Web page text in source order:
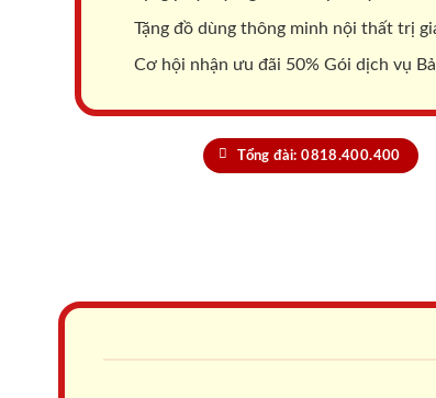
Tặng đồ dùng thông minh nội thất trị
Cơ hội nhận ưu đãi 50% Gói dịch vụ
Tổng đài: 0818.400.400